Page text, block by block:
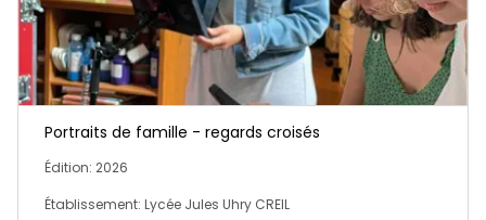
Portraits de famille - regards croisés
Édition: 2026
Établissement: Lycée Jules Uhry CREIL